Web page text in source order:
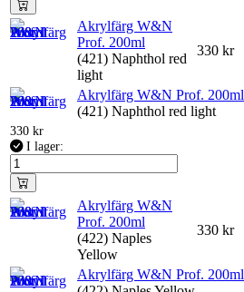
Akrylfärg W&N
Prof. 200ml
(421) Naphthol red
light
330 kr
Akrylfärg W&N Prof. 200ml
(421) Naphthol red light
330 kr
I lager:
Akrylfärg W&N
Prof. 200ml
(422) Naples
Yellow
330 kr
Akrylfärg W&N Prof. 200ml